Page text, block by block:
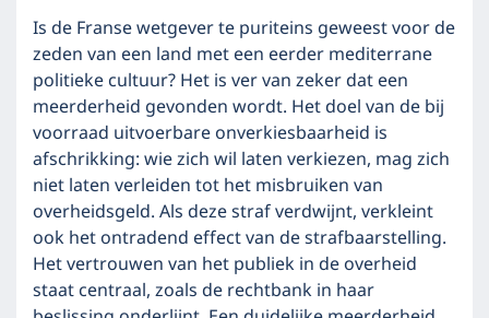
Is de Franse wetgever te puriteins geweest voor de
zeden van een land met een eerder mediterrane
politieke cultuur? Het is ver van zeker dat een
meerderheid gevonden wordt. Het doel van de bij
voorraad uitvoerbare onverkiesbaarheid is
afschrikking: wie zich wil laten verkiezen, mag zich
niet laten verleiden tot het misbruiken van
overheidsgeld. Als deze straf verdwijnt, verkleint
ook het ontradend effect van de strafbaarstelling.
Het vertrouwen van het publiek in de overheid
staat centraal, zoals de rechtbank in haar